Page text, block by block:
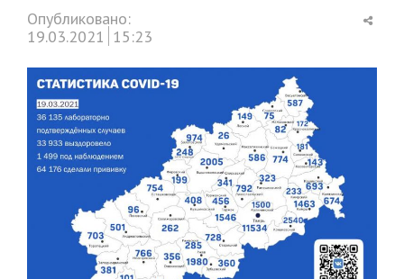
Опубликовано:
19.03.2021 15:23